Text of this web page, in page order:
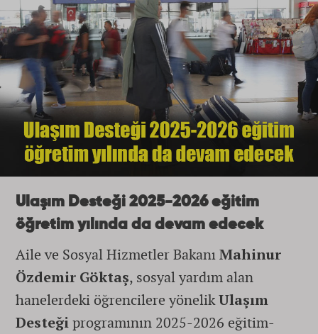
Ulaşım Desteği 2025-2026 eğitim
öğretim yılında da devam edecek
Aile ve Sosyal Hizmetler BakanıMahinur
Özdemir Göktaş, sosyal yardım alan
hanelerdeki öğrencilere yönelikUlaşım
Desteğiprogramının 2025-2026 eğitim-